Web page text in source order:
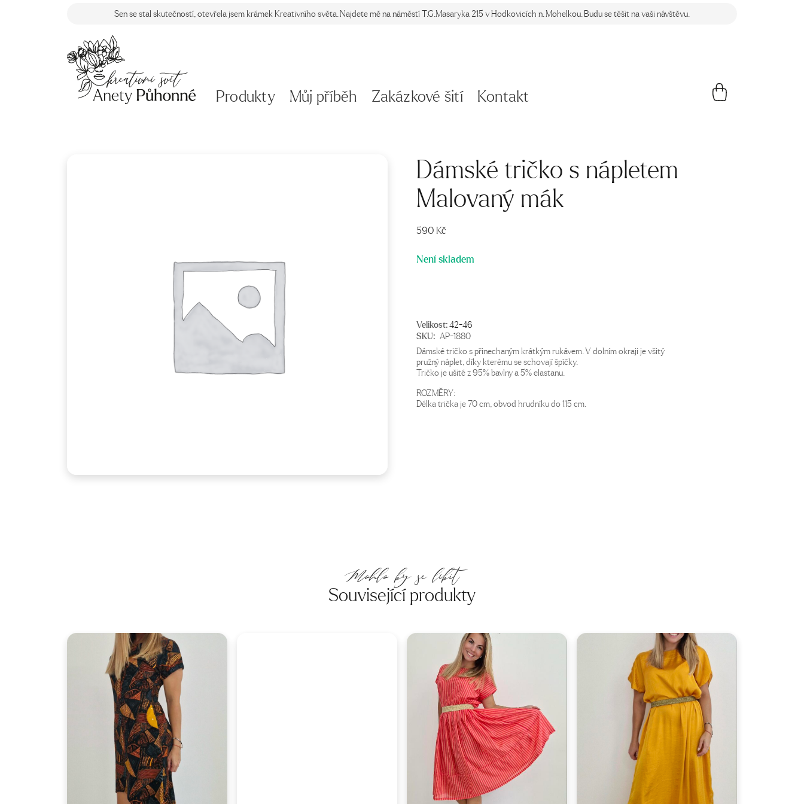
Sen se stal skutečností, otevřela jsem krámek Kreativního světa. Najdete mě na náměstí T.G.Masaryka 215 v Hodkovicích n. Mohelkou. Budu se těšit na vaši návštěvu.
Produkty Můj příběh Zakázkové šití Kontakt
Dámské tričko s nápletem
Malovaný mák
590 Kč
Není skladem
Velikost:42-46
SKU: AP-1880
Dámské tričko s přinechaným krátkým rukávem. V dolním okraji je všitý
pružný náplet, díky kterému se schovají špíčky.
Tričko je ušité z 95% bavlny a 5% elastanu.
ROZMĚRY:
Délka trička je 70 cm, obvod hrudníku do 115 cm.
Mohlo by se líbit
Související produkty